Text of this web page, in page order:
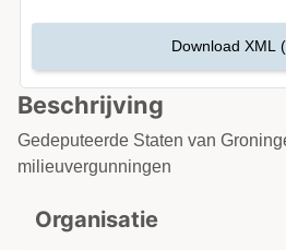
Beschrijving
Gedeputeerde Staten van
milieuvergunningen
Organisatie
Download XML